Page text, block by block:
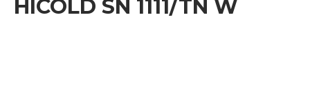
HICOLD SN 1111/TN W